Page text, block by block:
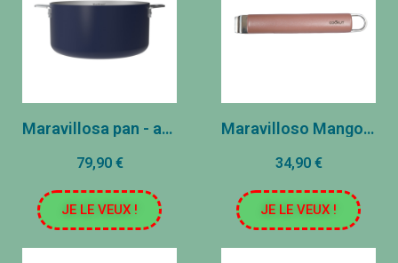
Maravillosa pan - acero inoxidable - arándano (20 cm)
79,90 €
JE LE VEUX !
Maravilloso Mango - Acero Inoxidable - Mubauve
34,90 €
JE LE VEUX !